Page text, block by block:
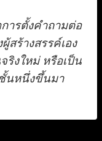
ารตั้งคำถามต่อ
สร้างสรรค์เอง
ริงใหม่ หรือเป็น
ชั้นหนึ่งขึ้นมา